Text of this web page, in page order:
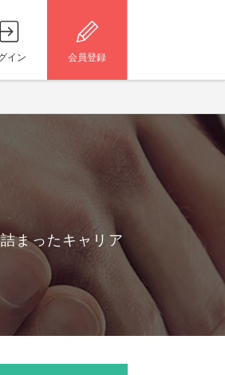
イン 会員登録
まったキャリア